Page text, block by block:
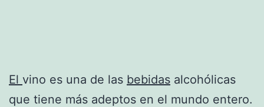
El vino es una de las bebidas alcohólicas
que tiene más adeptos en el mundo entero.